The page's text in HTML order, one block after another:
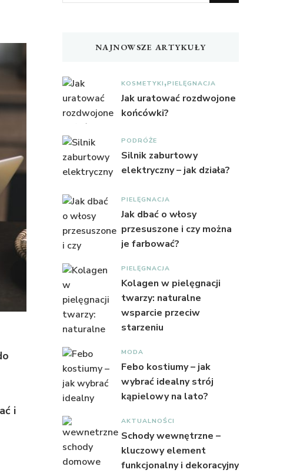
i
NAJNOWSZE ARTYKUŁY
KOSMETYKI PIELĘGNACJA
Jak uratować rozdwojone
końcówki?
PODRÓŻE
Silnik zaburtowy
elektryczny – jak działa?
PIELĘGNACJA
Jak dbać o włosy
przesuszone i czy można
je farbować?
PIELĘGNACJA
Kolagen w pielęgnacji
twarzy: naturalne
wsparcie przeciw
starzeniu
MODA
Febo kostiumy – jak
wybrać idealny strój
kąpielowy na lato?
AKTUALNOŚCI
Schody wewnętrzne –
kluczowy element
funkcjonalny i dekoracyjny